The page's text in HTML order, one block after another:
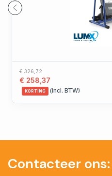
€ 326,72
€ 258,37
KORTING (incl. BTW)
Contacteer ons: